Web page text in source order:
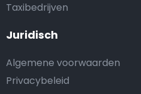
Taxibedrijven
Juridisch
Algemene voorwaarden
Privacybeleid